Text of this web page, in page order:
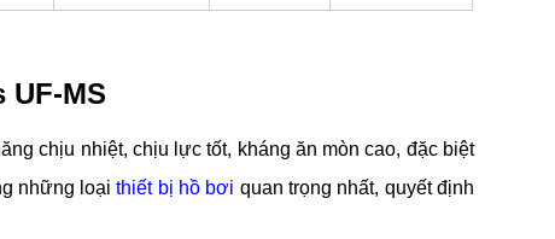
MS
chịu nhiệt, chịu lực tốt, kháng ăn mòn cao, đặc biệt
những loạithiết bị hồ bơi quan trọng nhất, quyết định